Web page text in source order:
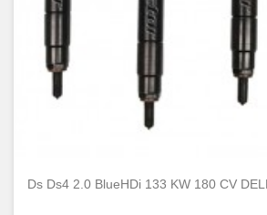
Ds Ds4 2.0 BlueHDi 133 KW 180 CV